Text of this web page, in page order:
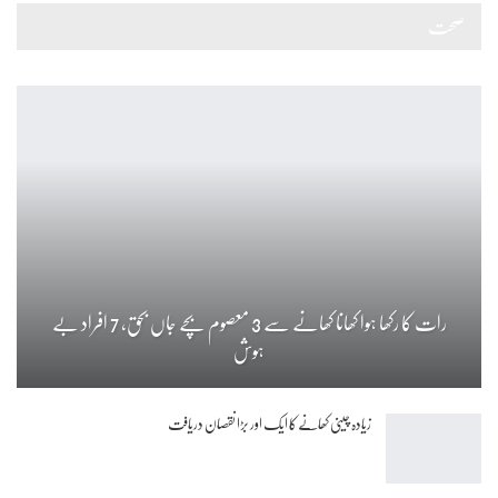
رات کا رکھا ہوا کھانا کھانے سے 3 معصوم بچے جاں بحق، 7 افراد بے
ہوش
زیادہ چینی کھانے کا ایک اور بڑا نقصان دریافت